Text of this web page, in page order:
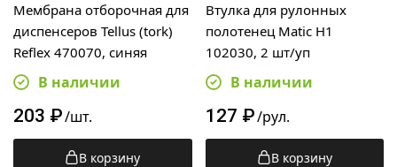
Мембрана отборочная для
диспенсеров Tellus (tork)
Reflex 470070, синяя
В наличии
203 ₽/шт.
В корзину
Втулка для рулонных
полотенец Matic H1
102030, 2 шт/уп
В наличии
127 ₽/рул.
В корзину